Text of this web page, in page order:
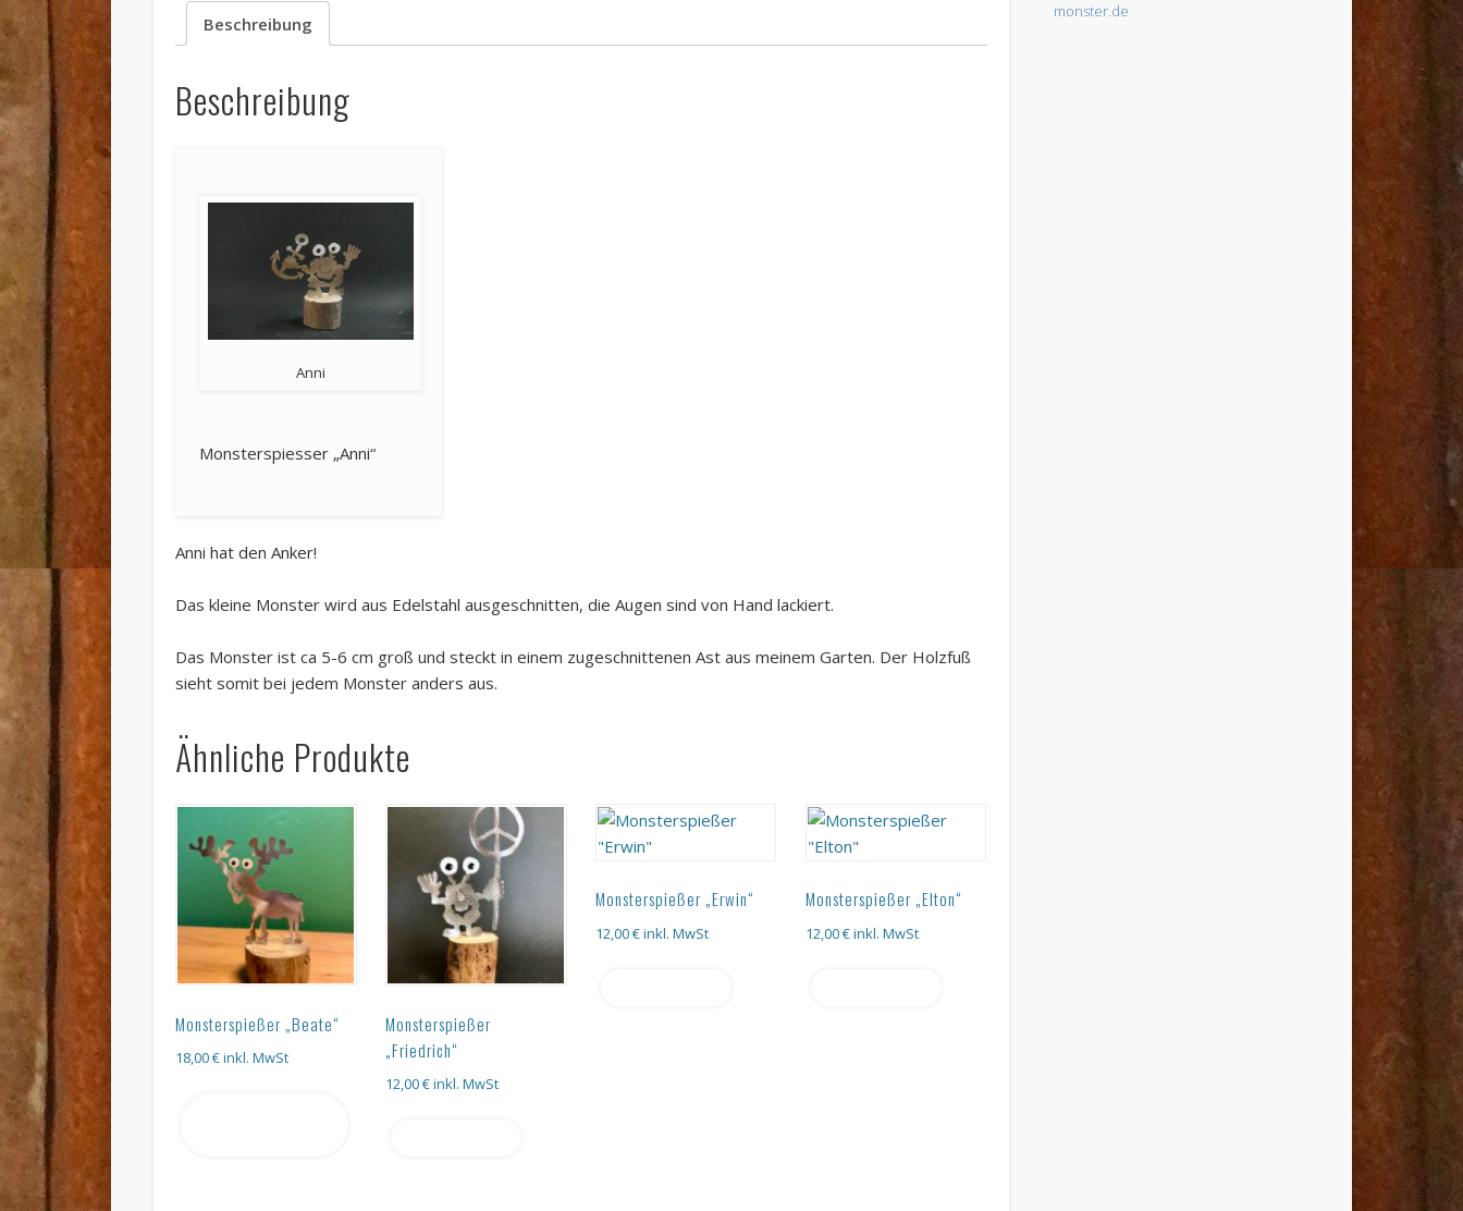
Beschreibung
Beschreibung
Anni
Monsterspiesser „Anni“
Anni hat den Anker!
Das kleine Monster wird aus Edelstahl ausgeschnitten, die Augen sind von Hand lackiert.
Das Monster ist ca 5-6 cm groß und steckt in einem zugeschnittenen Ast aus meinem Garten. Der Holzfuß
sieht somit bei jedem Monster anders aus.
Ähnliche Produkte
Monsterspießer „Beate“
18,00€inkl. MwSt
Monsterspießer
„Friedrich“
12,00€inkl. MwSt
Monsterspießer „Erwin“
12,00€inkl. MwSt
Monsterspießer „Elton“
12,00€inkl. MwSt
monster.de